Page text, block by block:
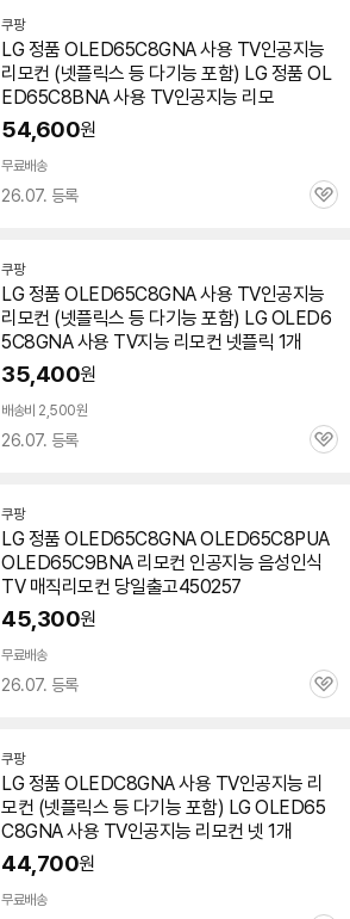
쿠팡
LG 정품 OLED65C8GNA 사용 TV인공지능
리모컨 (넷플릭스 등 다기능 포함) LG 정품 OL
ED65C8BNA 사용 TV인공지능 리모
54,600원
무료배송
26.07. 등록
관
쿠팡
LG 정품 OLED65C8GNA 사용 TV인공지능
리모컨 (넷플릭스 등 다기능 포함) LG OLED6
5C8GNA 사용 TV지능 리모컨 넷플릭 1개
35,400원
배송비 2,500원
26.07. 등록
관
쿠팡
LG 정품 OLED65C8GNA OLED65C8PUA
OLED65C9BNA 리모컨 인공지능 음성인식
TV 매직리모컨 당일출고450257
45,300원
무료배송
26.07. 등록
관
쿠팡
LG 정품 OLEDC8GNA 사용 TV인공지능 리
모컨 (넷플릭스 등 다기능 포함) LG OLED65
C8GNA 사용 TV인공지능 리모컨 넷 1개
44,700원
무료배송